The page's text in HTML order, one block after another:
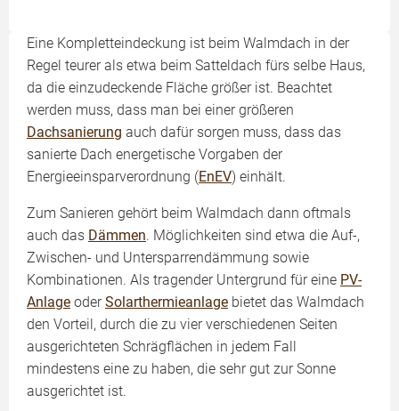
Eine Kompletteindeckung ist beim Walmdach in der
Regel teurer als etwa beim Satteldach fürs selbe Haus,
da die einzudeckende Fläche größer ist. Beachtet
werden muss, dass man bei einer größeren
Dachsanierung auch dafür sorgen muss, dass das
sanierte Dach energetische Vorgaben der
Energieeinsparverordnung (EnEV) einhält.
Zum Sanieren gehört beim Walmdach dann oftmals
auch das Dämmen. Möglichkeiten sind etwa die Auf-,
Zwischen- und Untersparrendämmung sowie
Kombinationen. Als tragender Untergrund für eine PV-
Anlage oderSolarthermieanlage bietet das Walmdach
den Vorteil, durch die zu vier verschiedenen Seiten
ausgerichteten Schrägflächen in jedem Fall
mindestens eine zu haben, die sehr gut zur Sonne
ausgerichtet ist.